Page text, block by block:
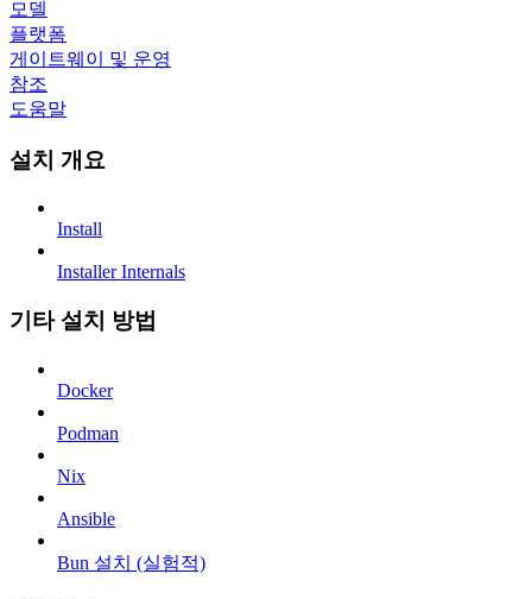
모델
플랫폼
게이트웨이 및 운영
참조
도움말
설치 개요
Install
Installer Internals
기타 설치 방법
Docker
Podman
Nix
Ansible
Bun 설치 (실험적)